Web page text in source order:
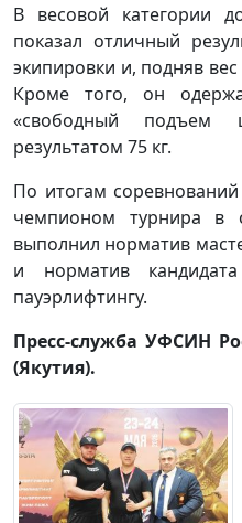
В весовой категории
показал отличный
экипировки и, подняв
Кроме того, он
«свободный
результатом 75 кг.
По итогам
чемпионом турнира в
выполнил норматив
и норматив
пауэрлифтингу.
Пресс-служба УФСИН
(Якутия).